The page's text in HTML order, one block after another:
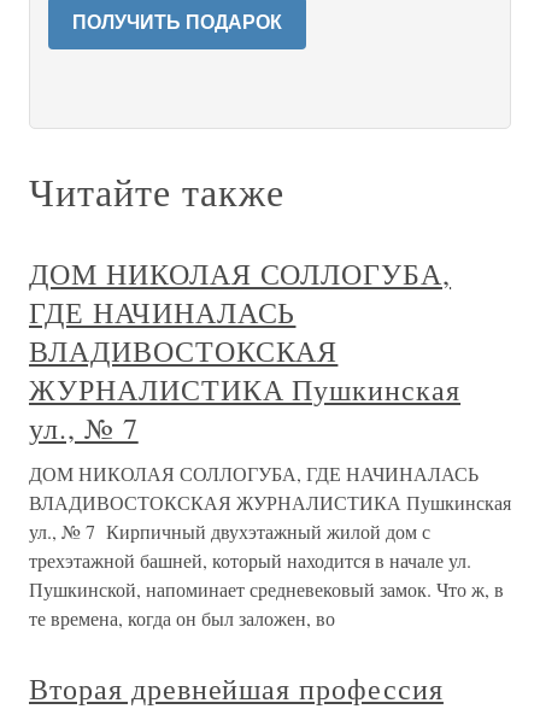
ПОЛУЧИТЬ ПОДАРОК
Читайте также
ДОМ НИКОЛАЯ СОЛЛОГУБА,
ГДЕ НАЧИНАЛАСЬ
ВЛАДИВОСТОКСКАЯ
ЖУРНАЛИСТИКА Пушкинская
ул., № 7
ДОМ НИКОЛАЯ СОЛЛОГУБА, ГДЕ НАЧИНАЛАСЬ
ВЛАДИВОСТОКСКАЯ ЖУРНАЛИСТИКА Пушкинская
ул., № 7 Кирпичный двухэтажный жилой дом с
трехэтажной башней, который находится в начале ул.
Пушкинской, напоминает средневековый замок. Что ж, в
те времена, когда он был заложен, во
Вторая древнейшая профессия